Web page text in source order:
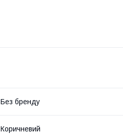
Без бренду
Коричневий